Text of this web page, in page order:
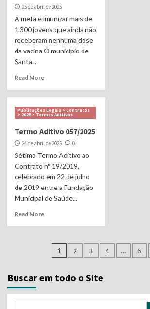
25 de abril de 2025
A meta é imunizar mais de
1.300 jovens que ainda não
receberam nenhuma dose
da vacina O município de
Santa...
Read More
Publicações Legais > Contratos
> 2025 > Termos Aditivos
Termo Aditivo 057/2025
24 de abril de 2025 0
Sétimo Termo Aditivo ao
Contrato n° 19/2019,
celebrado em 22 de julho
de 2019 entre a Fundação
Municipal de Saúde...
Read More
Navegação
posts
1 2 3 4 … 6
Buscar em todo o Site